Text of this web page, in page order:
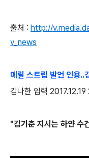
출처 : http://
v_news
메릴 스트립 발언 인용..
김나한 입력
"김기춘 지시는 하얀 수